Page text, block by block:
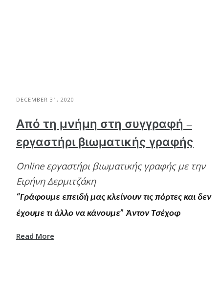
DECEMBER 31, 2020
Από τη μνήμη στη συγγραφή –
εργαστήρι βιωματικής γραφής
Online εργαστήρι βιωματικής γραφής με την
Ειρήνη Δερμιτζάκη
“Γράφουμε επειδή μας κλείνουν τις πόρτες και δεν
έχουμε τι άλλο να κάνουμε” Άντoν Τσέχοφ
Read More